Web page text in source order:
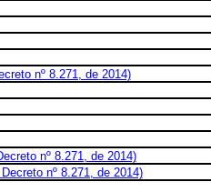
nº 8.271, de 2014)
nº 8.271, de 2014)
nº 8.271, de 2014)